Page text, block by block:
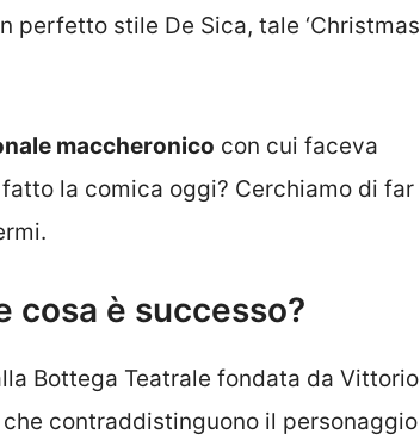
perfetto stile De Sica, tale ‘Christmas
maccheronico con cui faceva
la comica oggi? Cerchiamo di far
cosa è successo?
Bottega Teatrale fondata da Vittorio
contraddistinguono il personaggio